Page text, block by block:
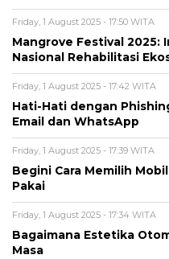
Friday, 1 August 2025 - 17:50 WITA
Mangrove Festival 2025:
Nasional Rehabilitasi
Friday, 1 August 2025 - 17:42 WITA
Hati-Hati dengan
Email dan WhatsApp
Friday, 1 August 2025 - 17:39 WITA
Begini Cara Memilih
Pakai
Friday, 1 August 2025 - 17:34 WITA
Bagaimana Estetika
Masa